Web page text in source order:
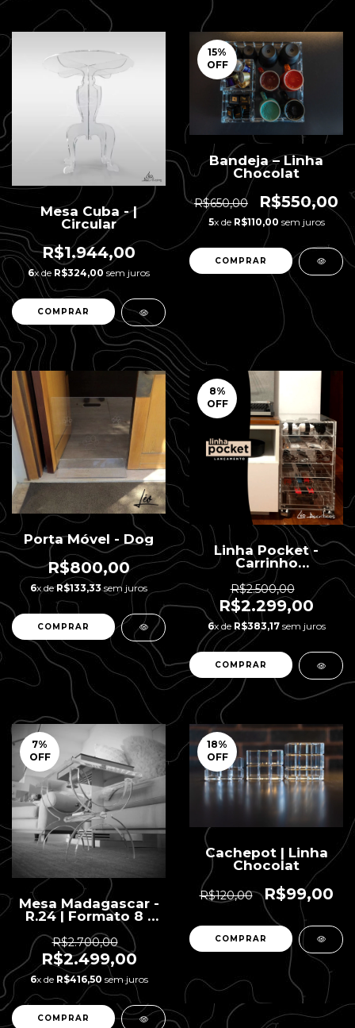
Mesa Cuba - |
Circular
R$1.944,00
6x de R$324,00 sem juros
15%
OFF
Bandeja – Linha
Chocolat
R$650,00 R$550,00
5x de R$110,00 sem juros
Porta Móvel - Dog
R$800,00
6x deR$133,33sem juros
8%
OFF
Linha Pocket -
Carrinho
Organizador - 6
gavetas
R$2.500,00
R$2.299,00
6x de R$383,17sem juros
7%
OFF
Mesa Madagascar -
R.24 | Formato 8 -
40 x 55 x 42 H
R$2.700,00
R$2.499,00
6x de R$416,50 sem juros
18%
OFF
Cachepot | Linha
Chocolat
R$120,00 R$99,00
COMPRAR